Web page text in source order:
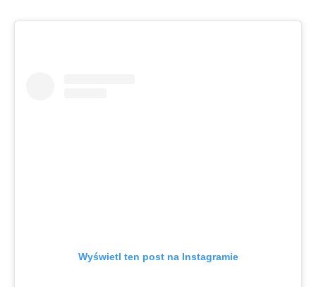
Wyświetl ten post na Instagramie